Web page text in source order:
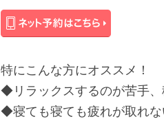
特にこんな方にオススメ！
◆リラックスするのが苦手
◆寝ても寝ても疲れが取れな